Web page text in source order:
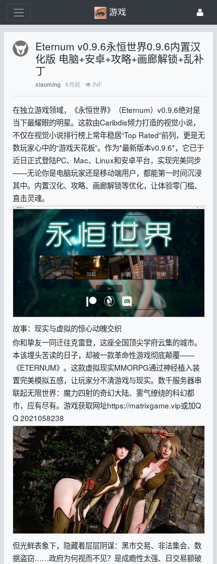
游戏
Eternum v0.9.6永恒世界0.9.6内置汉
化版 电脑+安卓+攻略+画廊解锁+乱补
丁
xiaoming 6月前 INF
在独立游戏领域，《永恒世界》（Eternum）v0.9.6绝对是
当下最耀眼的明星。这款由Caribdis倾力打造的视觉小说，
不仅在视觉小说排行榜上常年稳居“Top Rated”前列，更是无
数玩家心中的“游戏天花板”。作为*最新版本v0.9.6*，它已于
近日正式登陆PC、Mac、Linux和安卓平台，实现完美同步
——无论你是电脑玩家还是移动端用户，都能第一时间沉浸
其中。内置汉化、攻略、画廊解锁等优化，让体验零门槛、
直击灵魂。
故事：现实与虚拟的惊心动魄交织
你和挚友一同迁往克雷登，这座全国顶尖学府云集的城市。
本该埋头苦读的日子，却被一款革命性游戏彻底颠覆——
《ETERNUM》。这款虚拟现实MMORPG通过神经植入装
置完美模拟五感，让玩家分不清游戏与现实。数千服务器串
联起无限世界：魔力四射的奇幻大陆、雾气缭绕的科幻都
市，应有尽有。 游戏获取网址https://matrixgame.vip或加Q
Q 2021058238
但光鲜表象下，隐藏着层层阴谋：黑市交易、非法集会、数
据盗窃……政府为何视而不见？是成瘾性太强、日交易额破